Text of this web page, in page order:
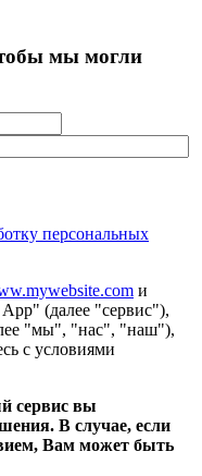
мы могли
персональных
и
(далее "сервис"),
"мы", "нас", "наш"),
с условиями
сервис вы
В случае, если
Вам может быть